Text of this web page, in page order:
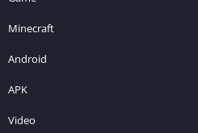
Minecraft
Android
APK
Video